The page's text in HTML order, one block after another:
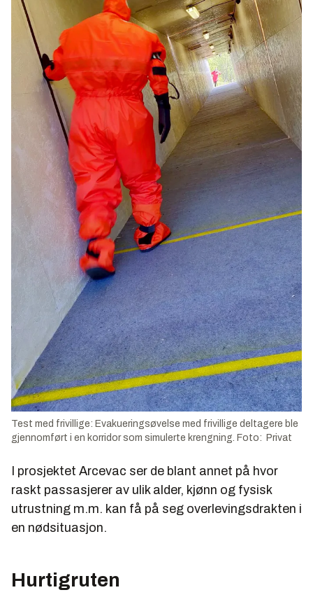
Test med frivillige: Evakueringsøvelse med frivillige deltagere ble
gjennomført i en korridor som simulerte krengning. Foto: Privat
I prosjektet Arcevac ser de blant annet på hvor
raskt passasjerer av ulik alder, kjønn og fysisk
utrustning m.m. kan få på seg overlevingsdrakten i
en nødsituasjon.
Hurtigruten